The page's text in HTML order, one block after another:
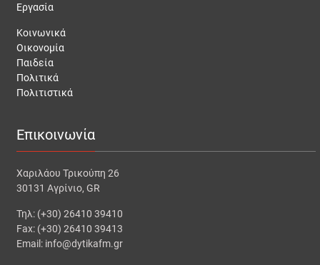
Εργασία
Κοινωνικά
Οικονομία
Παιδεία
Πολιτικά
Πολιτιστικά
Επικοινωνία
Χαριλάου Τρικούπη 26
30131 Αγρίνιο, GR
Τηλ: (+30) 26410 39410
Fax: (+30) 26410 39413
Email: info@dytikafm.gr